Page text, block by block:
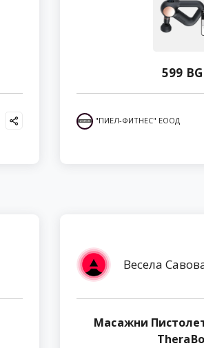
599
"ПИЕЛ-ФИТНЕС" ЕООД
Весела
Масажни